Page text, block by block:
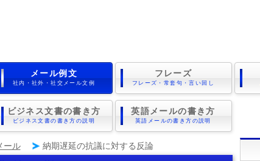
メール例文
社内・社外・社交メール文例
フレーズ
フレーズ・常套句・言い回し
ビジネス文書の書き方
ビジネス文書の書き方の説明
英語メールの書き方
英語メールの書き方の説明
ール 納期遅延の抗議に対する反論